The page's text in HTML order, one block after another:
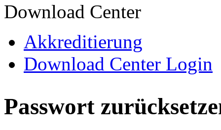
Download Center
Akkreditierung
Download Center Login
Passwort